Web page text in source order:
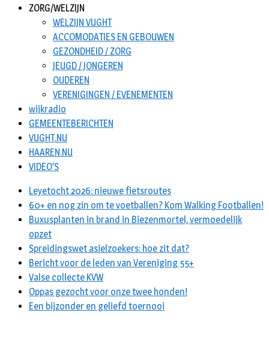
ZORG/WELZIJN
WELZIJN VUGHT
ACCOMODATIES EN GEBOUWEN
GEZONDHEID / ZORG
JEUGD / JONGEREN
OUDEREN
VERENIGINGEN / EVENEMENTEN
wijkradio
GEMEENTEBERICHTEN
VUGHT.NU
HAAREN.NU
VIDEO’S
Leyetocht 2026: nieuwe fietsroutes
60+ en nog zin om te voetballen? Kom Walking Footballen!
Buxusplanten in brand in Biezenmortel, vermoedelijk
opzet
Spreidingswet asielzoekers: hoe zit dat?
Bericht voor de leden van Vereniging 55+
Valse collecte KVW
Oppas gezocht voor onze twee honden!
Een bijzonder en geliefd toernooi